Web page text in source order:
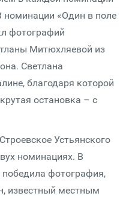
номинации «Один в поле
фотографий
Митюхляевой из
Светлана
благодаря которой
остановка – с
Устьянского
номинациях. В
фотография,
известный местным